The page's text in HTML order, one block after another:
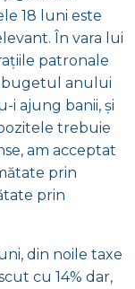
18 luni este
În vara lui
patronale
bugetul anului
i ajung banii, și
trebuie
am acceptat
prin
prin
din noile taxe
cu 14% dar,